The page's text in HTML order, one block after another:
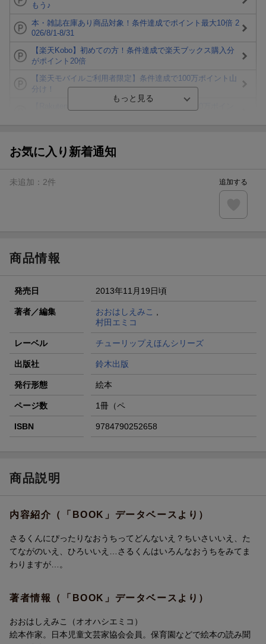
もう♪
本・雑誌在庫あり商品対象！条件達成でポイント最大10倍 2
026/8/1-8/31
【楽天Kobo】初めての方！条件達成で楽天ブックス購入分
がポイント20倍
【楽天モバイルご利用者限定】条件達成で100万ポイント山
分け！
が当たる！
楽天モバイル紹介キャンペーンの拡散で300円OFFクーポン
条件達成で楽天限定・宝塚歌劇 宙組貸切公演ペアチケット
お気に入り新着通知
未追加： 2件 追加する
商品情報
発売日 2013年11月19日頃
著者／編集 おおはしえみこ ,
村田エミコ
レーベル チューリップえほんシリーズ
出版社 鈴木出版
発行形態 絵本
ページ数 1冊（ペ
ISBN 9784790252658
商品説明
内容紹介（「BOOK」データベースより）
さるくんにぴったりなおうちってどんないえ？ちいさいいえ、た
てながのいえ、ひろいいえ…さるくんはいろんなおうちをみてま
わりますが…。
著者情報（「BOOK」データベースより）
おおはしえみこ（オオハシエミコ）
絵本作家。日本児童文芸家協会会員。保育園などで絵本の読み聞